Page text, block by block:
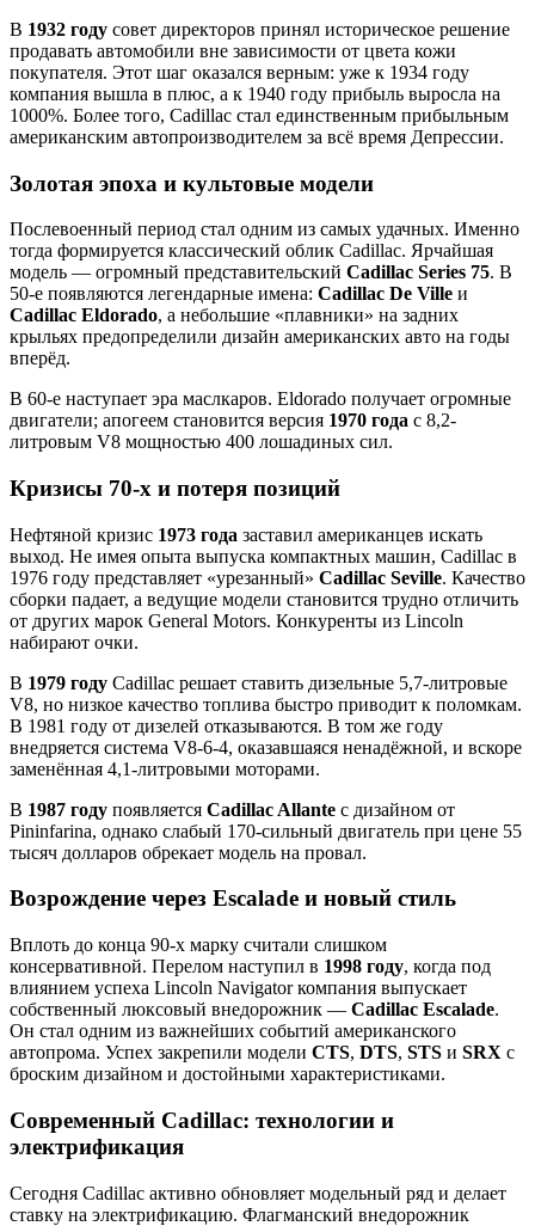
В 1932 году совет директоров принял историческое решение
продавать автомобили вне зависимости от цвета кожи
покупателя. Этот шаг оказался верным: уже к 1934 году
компания вышла в плюс, а к 1940 году прибыль выросла на
1000%. Более того, Cadillac стал единственным прибыльным
американским автопроизводителем за всё время Депрессии.
Золотая эпоха и культовые модели
Послевоенный период стал одним из самых удачных. Именно
тогда формируется классический облик Cadillac. Ярчайшая
модель — огромный представительский Cadillac Series 75. В
50-е появляются легендарные имена: Cadillac De Ville и
Cadillac Eldorado, а небольшие «плавники» на задних
крыльях предопределили дизайн американских авто на годы
вперёд.
В 60-е наступает эра маслкаров. Eldorado получает огромные
двигатели; апогеем становится версия 1970 года с 8,2-
литровым V8 мощностью 400 лошадиных сил.
Кризисы 70-х и потеря позиций
Нефтяной кризис 1973 года заставил американцев искать
выход. Не имея опыта выпуска компактных машин, Cadillac в
1976 году представляет «урезанный» Cadillac Seville. Качество
сборки падает, а ведущие модели становится трудно отличить
от других марок General Motors. Конкуренты из Lincoln
набирают очки.
В 1979 году Cadillac решает ставить дизельные 5,7-литровые
V8, но низкое качество топлива быстро приводит к поломкам.
В 1981 году от дизелей отказываются. В том же году
внедряется система V8-6-4, оказавшаяся ненадёжной, и вскоре
заменённая 4,1-литровыми моторами.
В 1987 году появляется Cadillac Allante с дизайном от
Pininfarina, однако слабый 170-сильный двигатель при цене 55
тысяч долларов обрекает модель на провал.
Возрождение через Escalade и новый стиль
Вплоть до конца 90-х марку считали слишком
консервативной. Перелом наступил в 1998 году, когда под
влиянием успеха Lincoln Navigator компания выпускает
собственный люксовый внедорожник — Cadillac Escalade.
Он стал одним из важнейших событий американского
автопрома. Успех закрепили модели CTS, DTS, STS и SRX с
броским дизайном и достойными характеристиками.
Современный Cadillac: технологии и
электрификация
Сегодня Cadillac активно обновляет модельный ряд и делает
ставку на электрификацию. Флагманский внедорожник